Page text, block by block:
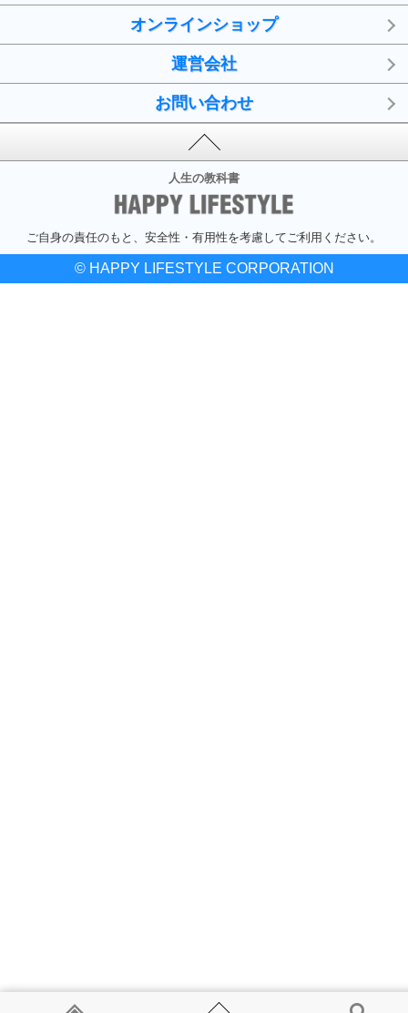
オンラインショップ
運営会社
お問い合わせ
人生の教科書
ご自身の責任のもと、安全性・有用性を考慮してご利用ください。
© HAPPY LIFESTYLE CORPORATION